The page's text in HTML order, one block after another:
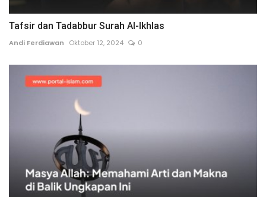
Tafsir dan Tadabbur Surah Al-Ikhlas
Andi Ferdiawan Oktober 12, 2024 0